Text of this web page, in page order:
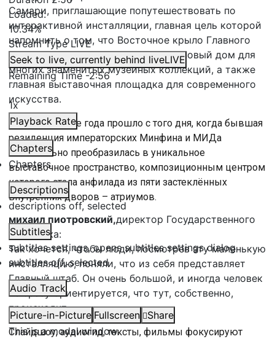
Loaded:
10.34%
Stream TypeLIVE
Seek to live, currently behind liveLIVE
Remaining Time-2:56
1x
Playback Rate
Chapters
Chapters
Descriptions
descriptions off, selected
Subtitles
subtitles settings, opens subtitles settings dialog
subtitles off, selected
Audio Track
Picture-in-Picture Fullscreen
Share
This is a modal window.
Самари, приглашающие попутешествовать по
интерактивной инсталляции, главная цель которой
напомнить о том, что Восточное крыло Главного
штаба уже давно часть Эрмитажа, новый дом для
многих знаменитых музейных коллекций, а также
главная выставочная площадка для современного
искусства.
Вот уже четыре года прошло с того дня, когда бывшая
резиденция императорских Минфина и МИДа
окончаельно преобразилась в уникальное
выставочное пространство, композиционным центром
которого стала анфилада из пяти застеклённых
внутренних дворов – атриумов.
михаил пиотровский,директор Государственного
Эрмитажа:
Так хочется, чтобы люди, посмотрев эту маленькую
инсталляцию, поняли, что из себя представляет
Главный штаб. Он очень большой, и иногда человек
не сразу ориентируется, что тут, собственно,
происходит.
Слайдшоу, аудиогид, тексты, фильмы фокусируют